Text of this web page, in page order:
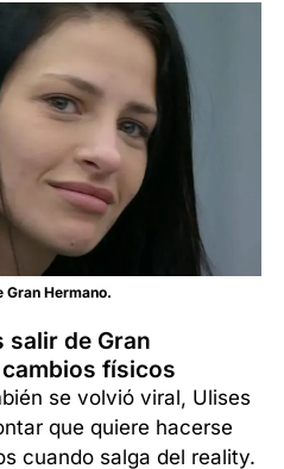
Gran Hermano.
salir de Gran
físicos
se volvió viral, Ulises
que quiere hacerse
cuando salga del reality.